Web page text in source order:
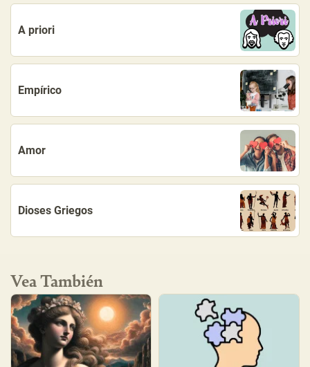
A priori
Empírico
Amor
Dioses Griegos
Vea También